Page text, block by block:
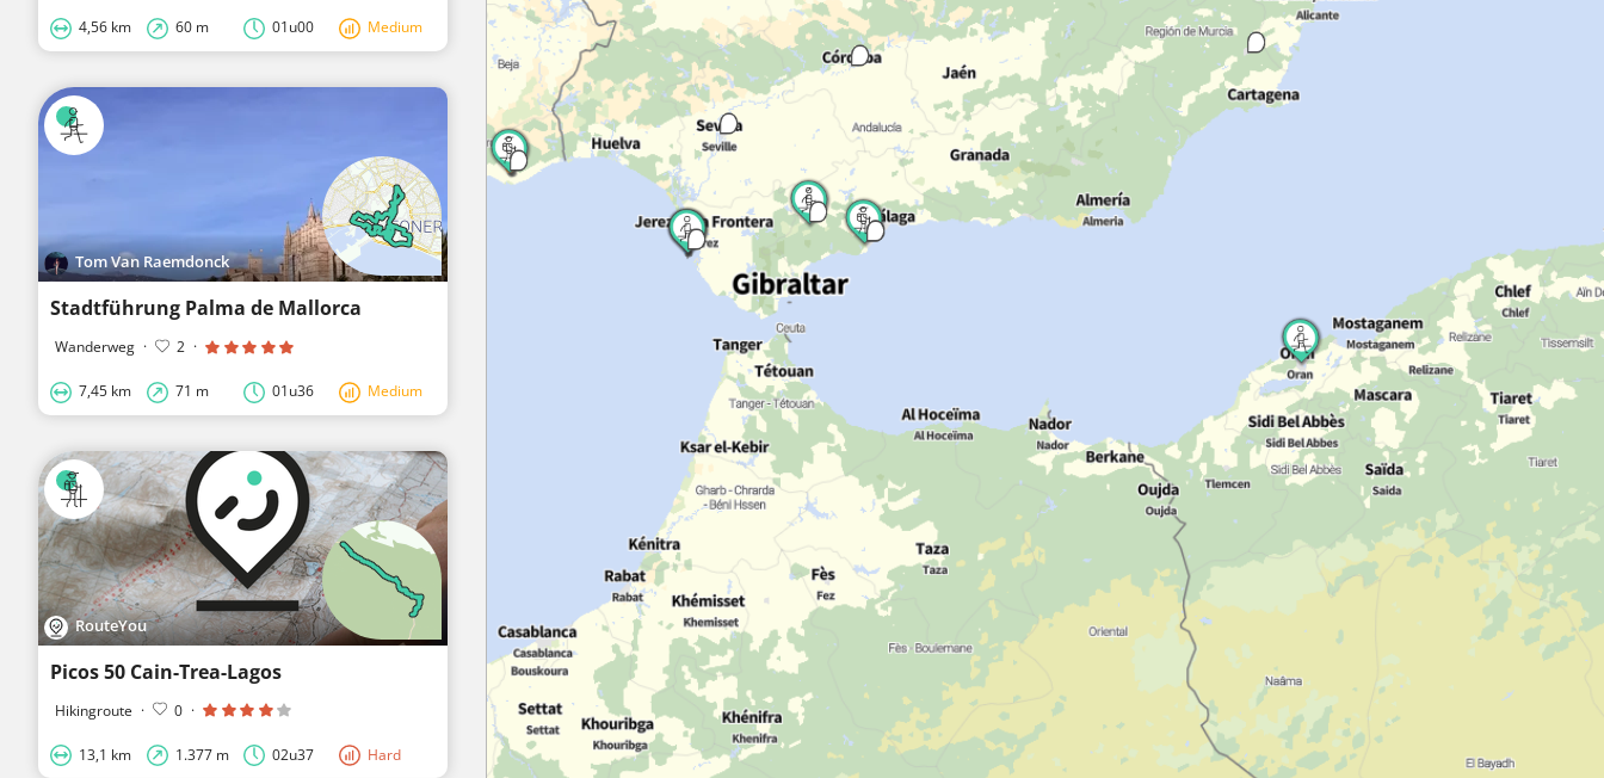
4,56 km 60 m 01u00 Medium
Tom Van Raemdonck
Stadtführung Palma de Mallorca
Wanderweg · 2 ·
7,45 km 71 m 01u36 Medium
RouteYou
Picos 50 Cain-Trea-Lagos
Hikingroute · 0 ·
13,1 km 1.377 m 02u37 Hard